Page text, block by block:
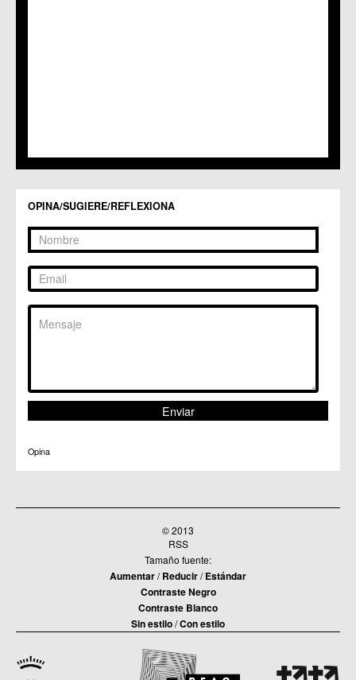
C.C. Zarandona
OPINA/SUGIERE/REFLEXIONA
Opina
© 2013
RSS
Tamaño fuente:
Aumentar/Reducir/Estándar
Contraste Negro
Contraste Blanco
Sin estilo/Con estilo